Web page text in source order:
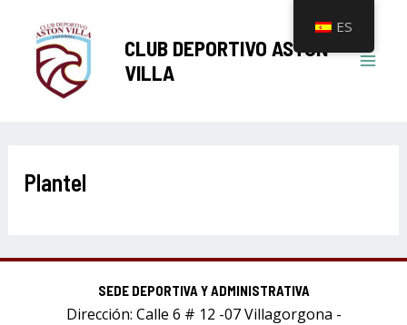
contenido
CLUB DEPORTIVO ASTON
VILLA
Plantel
SEDE DEPORTIVA Y ADMINISTRATIVA
Dirección: Calle 6 # 12 -07 Villagorgona -
ES